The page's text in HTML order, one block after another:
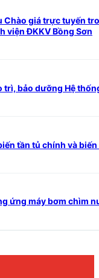
Chào giá trực tuyến
viện ĐKKV Bồng Sơn
trì, bảo dưỡng Hệ
tần tủ chính và
ứng máy bơm chìm